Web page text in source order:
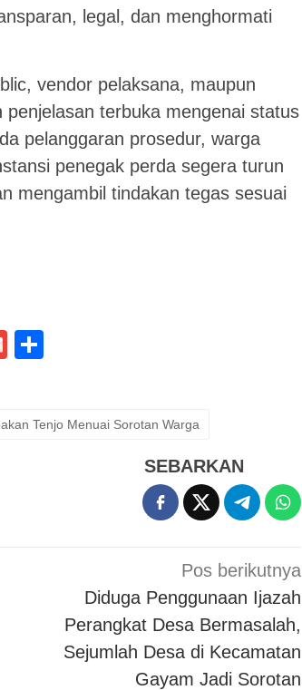
legal, dan menghormati
vendor pelaksana, maupun
terbuka mengenai status
pelanggaran prosedur, warga
penegak perda segera turun
mengambil tindakan tegas sesuai
Gmail
Tenjo Menuai Sorotan Warga
SEBARKAN
Pos berikutnya
Diduga Penggunaan Ijazah
Perangkat Desa Bermasalah,
Sejumlah Desa di Kecamatan
Gayam Jadi Sorotan